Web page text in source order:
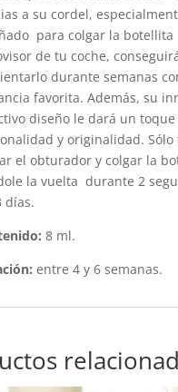
a su cordel,
para colgar la
de tu coche,
durante semanas
favorita. Además, su
diseño le dará un toque
y originalidad. Sólo
el obturador y colgar la
la vuelta durante 2
días.
8 ml.
entre 4 y 6 semanas.